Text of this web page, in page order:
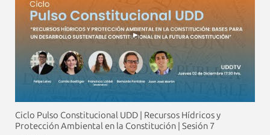
Ciclo Pulso Constitucional UDD | Recursos Hídricos y
Protección Ambiental en la Constitución | Sesión 7